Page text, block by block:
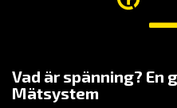
Vad är spänning? En
Mätsystem